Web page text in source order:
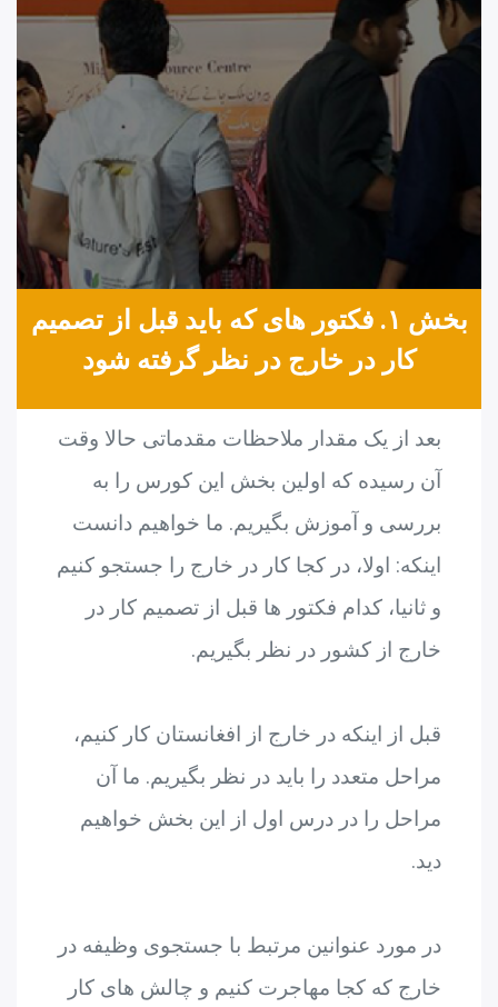
بخش ۱. فکتور های که باید قبل از تصمیم
کار در خارج در نظر گرفته شود
بعد از یک مقدار ملاحظات مقدماتی حالا وقت
آن رسیده که اولین بخش این کورس را به
بررسی و آموزش بگیریم. ما خواهیم دانست
اینکه: اولا، در کجا کار در خارج را جستجو کنیم
و ثانیا، کدام فکتور ها قبل از تصمیم کار در
خارج از کشور در نظر بگیریم.
قبل از اینکه در خارج از افغانستان کار کنیم،
مراحل متعدد را باید در نظر بگیریم. ما آن
مراحل را در درس اول از این بخش خواهیم
دید.
در مورد عنوانین مرتبط با جستجوی وظیفه در
خارج که کجا مهاجرت کنیم و چالش های کار